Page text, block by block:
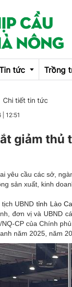
tức
Emagazine
OCOP
Trồng
Chi tiết tin tức
12:51
giảm thủ
yêu cầu các sở,
sản xuất, kinh
tịch UBNDtỉnh Lào
đơn vị và UBND
NQ-CP của Chính
năm 2025, năm